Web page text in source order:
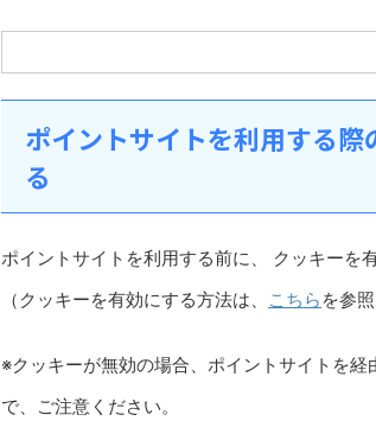
ポイントサイトを利用する
る
ポイントサイトを利用する前に、 クッキーを
（クッキーを有効にする方法は、
こちら を参
※クッキーが無効の場合、ポイントサイトを
で、ご注意ください。